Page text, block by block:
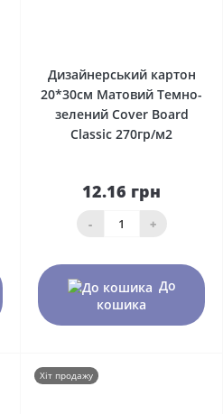
Дизайнерський картон
20*30см Матовий Темно-
зелений Сover Board
Classic 270гр/м2
12.16 грн
- +
До
кошика
Хіт продажу